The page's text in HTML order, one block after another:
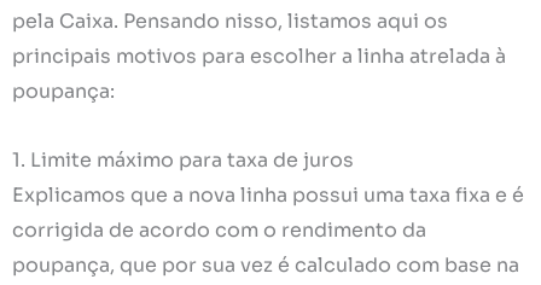
pela Caixa. Pensando nisso, listamos aqui os
principais motivos para escolher a linha atrelada à
poupança:
1. Limite máximo para taxa de juros
Explicamos que a nova linha possui uma taxa fixa e é
corrigida de acordo com o rendimento da
poupança, que por sua vez é calculado com base na